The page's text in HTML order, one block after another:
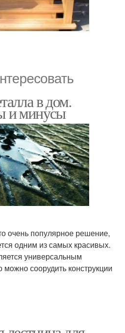
в дом.
и минусы
очень популярное решение,
одним из самых красивых.
универсальным
можно соорудить конструкции